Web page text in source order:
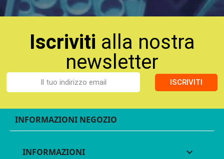
Iscriviti alla nostra
newsletter
ISCRIVITI
INFORMAZIONI NEGOZIO
INFORMAZIONI 